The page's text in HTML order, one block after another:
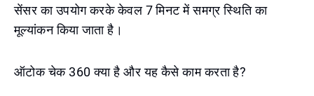
सेंसर का उपयोग करके केवल 7 मिनट में समग्र स्थिति का
मूल्यांकन किया जाता है।
ऑटोक चेक 360 क्या है और यह कैसे काम करता है?